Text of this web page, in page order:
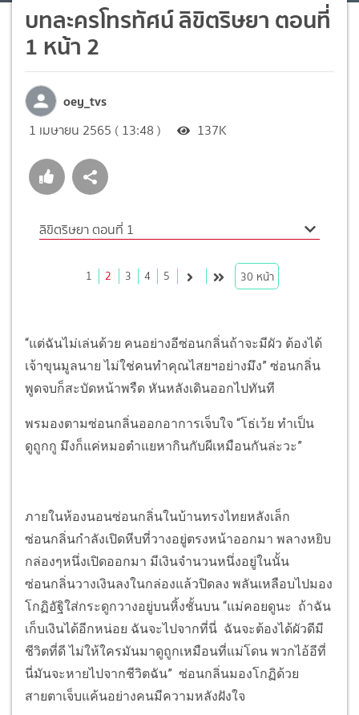
บทละครโทรทัศน์ ลิขิตริษยา ตอนที่
1 หน้า 2
oey_tvs
1 เมษายน 2565 ( 13:48 ) 137K
ลิขิตริษยา ตอนที่ 1
1 2 3 4 5 30 หน้า
“แต่ฉันไม่เล่นด้วย คนอย่างอีซ่อนกลิ่นถ้าจะมีผัว ต้องได้
เจ้าขุนมูลนาย ไม่ใช่คนทำคุณไสยฯอย่างมึง” ซ่อนกลิ่น
พูดจบก็สะบัดหน้าพรืด หันหลังเดินออกไปทันที
พรมองตามซ่อนกลิ่นออกอาการเจ็บใจ “โธ่เว้ย ทำเป็น
ดูถูกกู มึงก็แค่หมอตำแยหากินกับผีเหมือนกันล่ะวะ”
ภายในห้องนอนซ่อนกลิ่นในบ้านทรงไทยหลังเล็ก
ซ่อนกลิ่นกำลังเปิดหีบที่วางอยู่ตรงหน้าออกมา พลางหยิบ
กล่องๆหนึ่งเปิดออกมา มีเงินจำนวนหนึ่งอยู่ในนั้น
ซ่อนกลิ่นวางเงินลงในกล่องแล้วปิดลง พลันเหลือบไปมอง
โกฏิอัฐิใส่กระดูกวางอยู่บนหิ้งชั้นบน “แม่คอยดูนะ ถ้าฉัน
เก็บเงินได้อีกหน่อย ฉันจะไปจากที่นี่ ฉันจะต้องได้ผัวดีมี
ชีวิตที่ดี ไม่ให้ใครมันมาดูถูกเหมือนที่แม่โดน พวกไอ้อีที่
นี่มันจะหายไปจากชีวิตฉัน” ซ่อนกลิ่นมองโกฏิด้วย
สายตาเจ็บแค้นอย่างคนมีความหลังฝังใจ